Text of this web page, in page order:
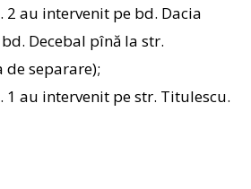
2 au intervenit pe bd. Dacia
Decebal pînă la str.
separare);
1 au intervenit pe str. Titulescu.